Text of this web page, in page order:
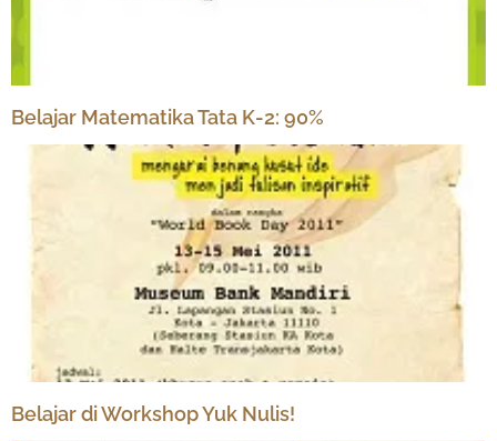
Belajar Matematika Tata K-2: 90%
Belajar di Workshop Yuk Nulis!